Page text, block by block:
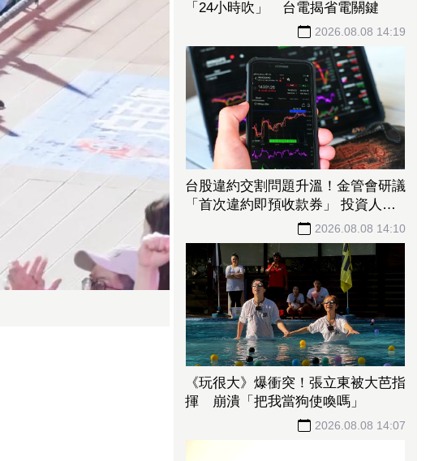
「24小時吹」 台電揭省電關鍵
2026.08.08 14:19
台股違約交割問題升溫！金管會研議
「首次違約即預收款券」 投資人炸
2026.08.08 14:10
《玩很大》爆衝突！張立東被大芭指
揮 崩潰「把我當狗使喚嗎」
2026.08.08 14:07